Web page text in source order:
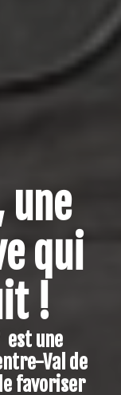
une
qui
!
est une
Val de
favoriser